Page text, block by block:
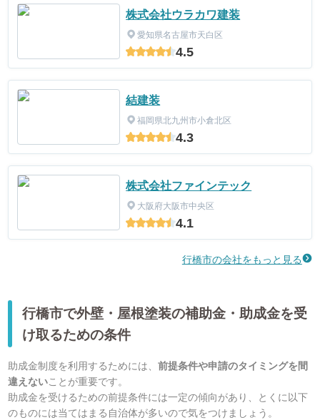
株式会社ウラカワ建装
愛知県名古屋市天白区
4.5
結建装
福岡県北九州市小倉北区
4.3
株式会社ファインテック
大阪府大阪市中央区
4.1
行橋市の会社をもっと見る
行橋市で外壁・屋根塗装の補助金・助成金を受
け取るための条件
助成金制度を利用するためには、前提条件や申請のタイミングを間
違えないことが重要です。
助成金を受けるための前提条件には一定の傾向があり、とくに以下
のものには当てはまる自治体が多いので気をつけましょう。